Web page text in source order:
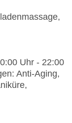
Uhr - 22:00
Anti-Aging,